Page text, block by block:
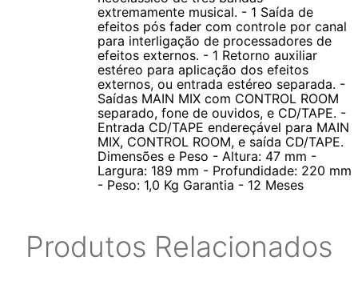
extremamente musical. - 1 Saída de
efeitos pós fader com controle por canal
para interligação de processadores de
efeitos externos. - 1 Retorno auxiliar
estéreo para aplicação dos efeitos
externos, ou entrada estéreo separada. -
Saídas MAIN MIX com CONTROL ROOM
separado, fone de ouvidos, e CD/TAPE. -
Entrada CD/TAPE endereçável para MAIN
MIX, CONTROL ROOM, e saída CD/TAPE.
Dimensões e Peso - Altura: 47 mm -
Largura: 189 mm - Profundidade: 220 mm
- Peso: 1,0 Kg Garantia - 12 Meses
Produtos Relacionados